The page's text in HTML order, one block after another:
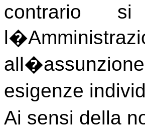
contrario si
esigenze
Ai sensi della